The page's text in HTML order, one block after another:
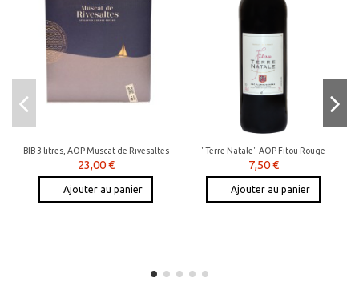
BIB 3 litres, AOP Muscat de Rivesaltes
23,00 €
Ajouter au panier
"Terre Natale" AOP Fitou Rouge
7,50 €
Ajouter au panier